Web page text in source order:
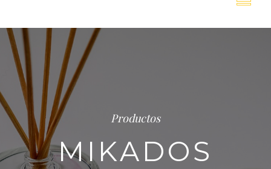
Productos
MIKADOS